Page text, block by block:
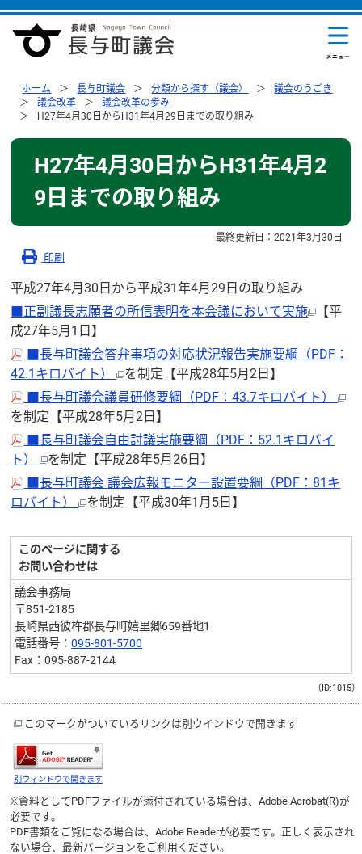
ホーム 長与町議会 分類から探す（議会）
議会のうごき
議会改革
議会改革の歩み
H27年4月30日からH31年4月29日までの取り組み
H27年4月30日からH31年4月2
9日までの取り組み
最終更新日：2021年3月30日
印刷
平成27年4月30日から平成31年4月29日の取り組み
■正副議長志願者の所信表明を本会議において実施
【平
成27年5月1日】
■長与町議会答弁事項の対応状況報告実施要綱（PDF：
42.1キロバイト） を制定【平成28年5月2日】
■長与町議会議員研修要綱（PDF：43.7キロバイト）
を制定【平成28年5月2日】
■長与町議会自由討議実施要綱（PDF：52.1キロバイ
ト） を制定【平成28年5月26日】
■長与町議会 議会広報モニター設置要綱（PDF：81キ
ロバイト） を制定【平成30年1月5日】
このページに関する
お問い合わせは
議会事務局
〒851-2185
長崎県西彼杵郡長与町嬉里郷659番地1
電話番号：095-801-5700
Fax：095-887-2144
（ID:1015）
このマークがついているリンクは別ウインドウで開きます
別ウィンドウで開きます
※資料としてPDFファイルが添付されている場合は、Adobe Acrobat(R)が
必要です。
PDF書類をご覧になる場合は、Adobe Readerが必要です。正しく表示され
ない場合、最新バージョンをご利用ください。